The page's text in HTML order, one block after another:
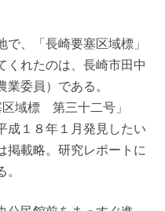
、「長崎要塞区域標」
くれたのは、長崎市田中
委員）である。
域標 第三十二号」
成１８年１月発見したい
掲載略。研究レポートに